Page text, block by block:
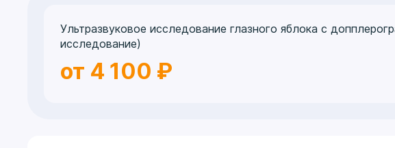
Ультразвуковое исследование глазного яблока с
исследование)
от 4 100 ₽